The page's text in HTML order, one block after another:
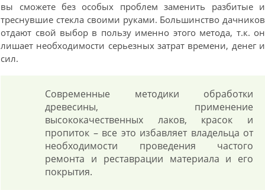
вы сможете без особых проблем заменить разбитые и
треснувшие стекла своими руками. Большинство дачников
отдают свой выбор в пользу именно этого метода, т.к. он
лишает необходимости серьезных затрат времени, денег и
сил.
Современные методики обработки
древесины, применение
высококачественных лаков, красок и
пропиток – все это избавляет владельца от
необходимости проведения частого
ремонта и реставрации материала и его
покрытия.